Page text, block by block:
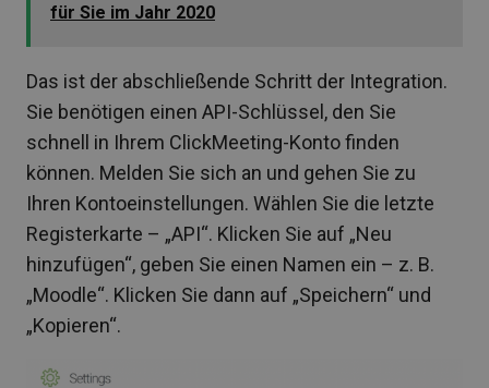
für Sie im Jahr 2020
Das ist der abschließende Schritt der Integration.
Sie benötigen einen API-Schlüssel, den Sie
schnell in Ihrem ClickMeeting-Konto finden
können. Melden Sie sich an und gehen Sie zu
Ihren Kontoeinstellungen. Wählen Sie die letzte
Registerkarte – „API“. Klicken Sie auf „Neu
hinzufügen“, geben Sie einen Namen ein – z. B.
„Moodle“. Klicken Sie dann auf „Speichern“ und
„Kopieren“.